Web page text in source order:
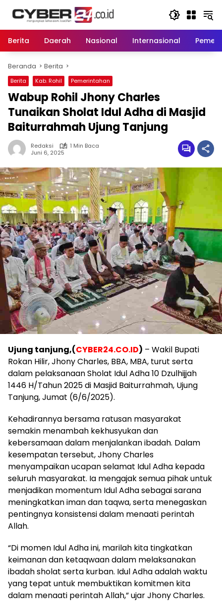
Berita
Daerah Nasional Internasional
Beranda Berita
Berita Kab. Rohil Pemerintahan
Wabup Rohil Jhony Charles
Tunaikan Sholat Idul Adha di Masjid
Baiturrahmah Ujung Tanjung
Redaksi
1 Min Baca
Juni 6, 2025
Ujung tanjung,(CYBER24.CO.ID) – Wakil Bupati
Rokan Hilir, Jhony Charles, BBA, MBA, turut serta
dalam pelaksanaan Sholat Idul Adha 10 Dzulhijjah
1446 H/Tahun 2025 di Masjid Baiturrahmah, Ujung
Tanjung, Jumat (6/6/2025).
Kehadirannya bersama ratusan masyarakat
semakin menambah kekhusyukan dan
kebersamaan dalam menjalankan ibadah. Dalam
kesempatan tersebut, Jhony Charles
menyampaikan ucapan selamat Idul Adha kepada
seluruh masyarakat. Ia mengajak semua pihak untuk
menjadikan momentum Idul Adha sebagai sarana
meningkatkan iman dan taqwa, serta menegaskan
pentingnya konsistensi dalam menaati perintah
Allah.
“Di momen Idul Adha ini, marilah kita tingkatkan
keimanan dan ketaqwaan dalam melaksanakan
ibadah sholat serta kurban. Idul Adha adalah waktu
yang tepat untuk membuktikan komitmen kita
dalam menaati perintah Allah,” ujar Jhony Charles.